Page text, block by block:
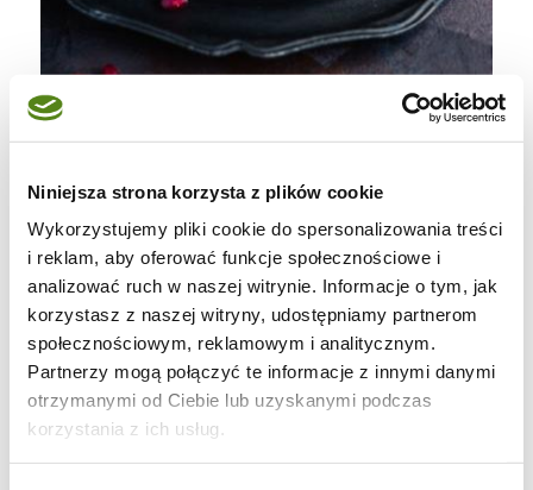
Niniejsza strona korzysta z plików cookie
Wykorzystujemy pliki cookie do spersonalizowania treści
i reklam, aby oferować funkcje społecznościowe i
analizować ruch w naszej witrynie. Informacje o tym, jak
korzystasz z naszej witryny, udostępniamy partnerom
społecznościowym, reklamowym i analitycznym.
Partnerzy mogą połączyć te informacje z innymi danymi
otrzymanymi od Ciebie lub uzyskanymi podczas
korzystania z ich usług.
Składniki na pastę:
2 bakłażany
2 łyżki tahiny (pasty sezamowej)
sok z ½ cytryny
sól
2 łyżki oliwy
2 ząbki czosnku, przeciśnięte przez